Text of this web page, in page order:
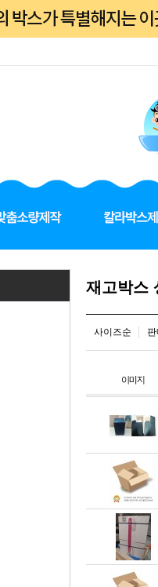
재고박스
사이즈순